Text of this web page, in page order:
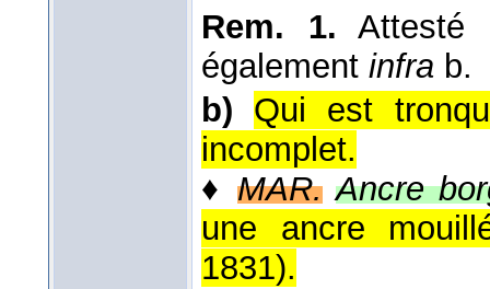
Rem. 1.
également infra b.
b) Qui est
incomplet.
♦ MAR. Ancre
une ancre
1831).